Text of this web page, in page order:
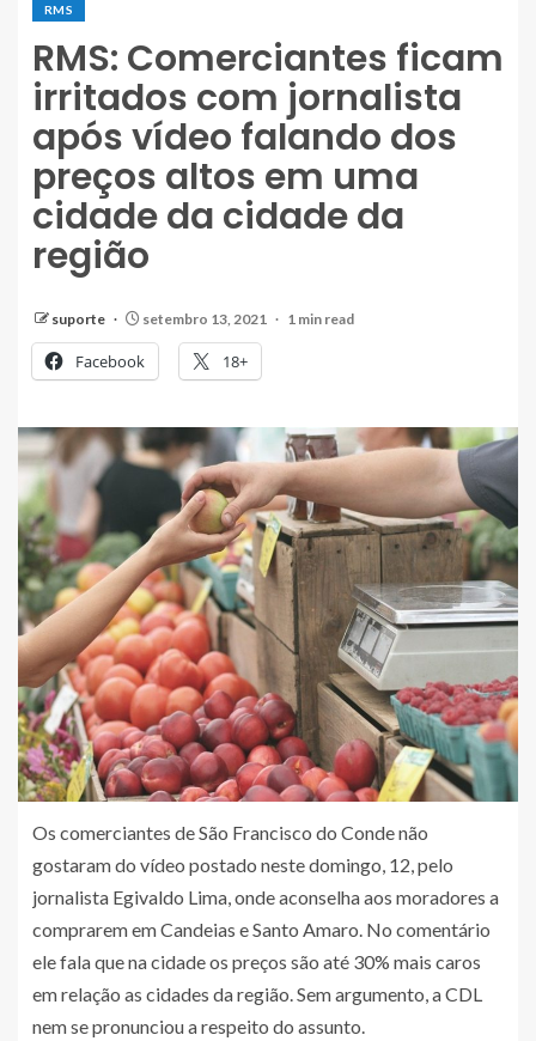
RMS
RMS: Comerciantes ficam
irritados com jornalista
após vídeo falando dos
preços altos em uma
cidade da cidade da
região
suporte setembro 13, 2021 1 min read
Facebook 18+
Os comerciantes de São Francisco do Conde não
gostaram do vídeo postado neste domingo, 12, pelo
jornalista Egivaldo Lima, onde aconselha aos moradores a
comprarem em Candeias e Santo Amaro. No comentário
ele fala que na cidade os preços são até 30% mais caros
em relação as cidades da região. Sem argumento, a CDL
nem se pronunciou a respeito do assunto.